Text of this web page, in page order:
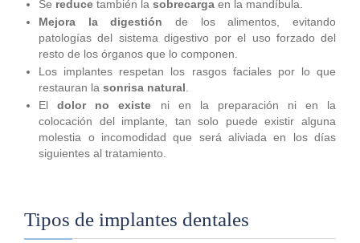
Se reduce también lasobrecarga en la mandíbula.
Mejora la digestión de los alimentos, evitando
patologías del sistema digestivo por el uso forzado del
resto de los órganos que lo componen.
Los implantes respetan los rasgos faciales por lo que
restauran lasonrisa natural.
Eldolor no existe ni en la preparación ni en la
colocación del implante, tan solo puede existir alguna
molestia o incomodidad que será aliviada en los días
siguientes al tratamiento.
Tipos de implantes dentales